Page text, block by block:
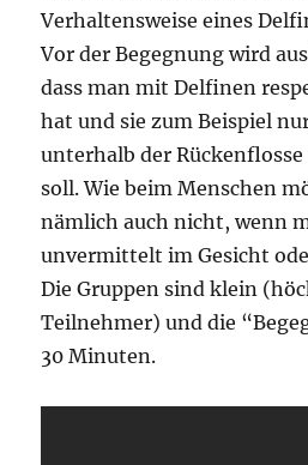
Verhaltensweise eines
Vor der Begegnung wird
dass man mit Delfinen
hat und sie zum Beispiel
unterhalb der
soll. Wie beim Menschen
nämlich auch nicht, wenn
unvermittelt im Gesicht
Die Gruppen sind klein
Teilnehmer) und die
30 Minuten.